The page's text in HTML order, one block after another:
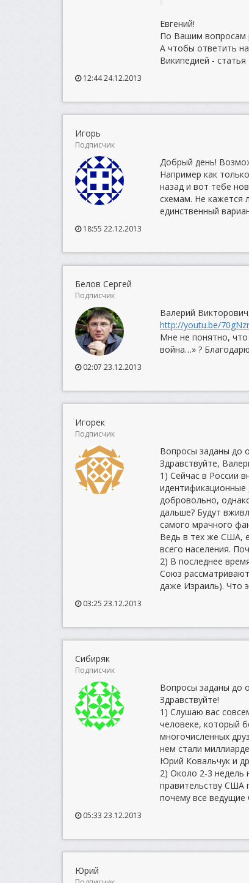
Евгений!
По Вашим вопросам
А чтобы ответить
Википедией -
12:44 24.12.2013
Игорь
Подписчик
Добрый день!
Например как
назад и вот тебе
схемам. Не кажется
единственный
18:55 22.12.2013
Белов Сергей
Подписчик
Валерий
http://youtu.be/
Мне не понятно,
война…» ? Благодарю
02:07 23.12.2013
Игорек
Подписчик
Вопросы заданы до
Здравствуйте,
1) Сейчас в России
идентификационные
добровольно,
дальше? Будут
самого мрачного
Ведь в тех же США,
всего населения.
2) В последнее
Союз
даже Израиль). Что
03:25 23.12.2013
Сибиряк
Подписчик
Вопросы заданы до
Здравствуйте!
1) Слушаю вас
человеке, который
многочисленных
нем стали
Юрий Ковальчук и
2) Около 2-3
правительству США
почему все
05:33 23.12.2013
Юрий